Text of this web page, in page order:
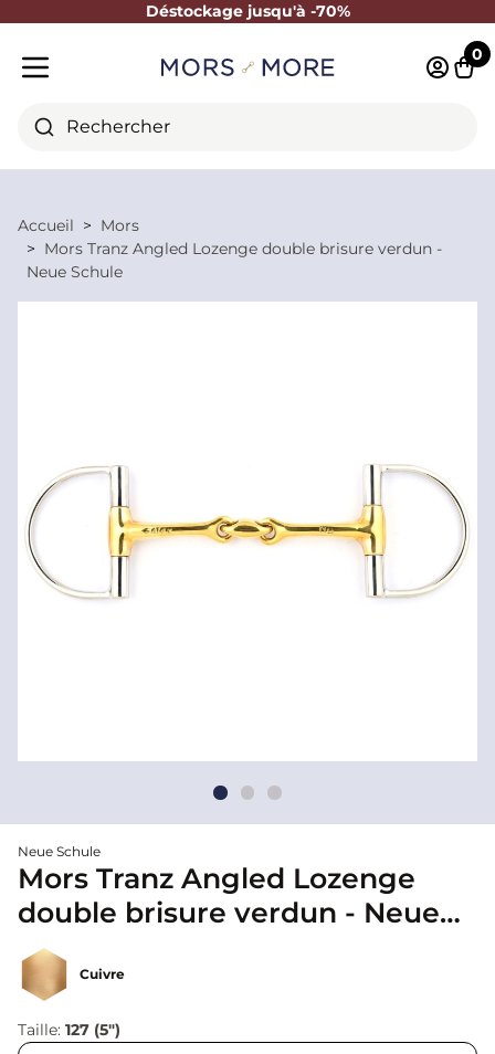
Déstockage jusqu'à -70%
Fermer
Rechercher
0
Accueil
Mors
Mors Tranz Angled Lozenge double brisure verdun -
Neue Schule
Neue Schule
Mors Tranz Angled Lozenge
double brisure verdun - Neue
Schule
Cuivre
Taille: 127 (5")